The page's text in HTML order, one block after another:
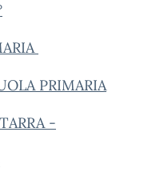
PRIMARIA
-